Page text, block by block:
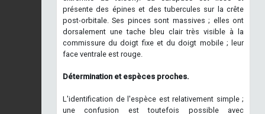
présente des épines et des tubercules sur la crête
post-orbitale. Ses pinces sont massives ; elles ont
dorsalement une tache bleu clair très visible à la
commissure du doigt fixe et du doigt mobile ; leur
face ventrale est rouge.
Détermination et espèces proches.
L'identification de l'espèce est relativement simple ;
une confusion est toutefois possible avec